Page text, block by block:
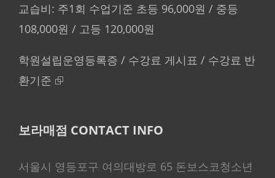
교습비: 주1회 수업기준 초등 96,000원 / 중등
108,000원 / 고등 120,000원
학원설립운영등록증 / 수강료 게시표 / 수강료 반
환기준 ⮺
보라매점 CONTACT INFO
서울시 영등포구 여의대방로 65 돈보스코청소년